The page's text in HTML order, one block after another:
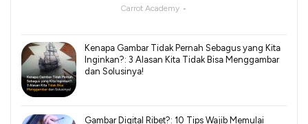
Carrot Academy
Kenapa Gambar Tidak Pernah Sebagus yang Kita
Inginkan?: 3 Alasan Kita Tidak Bisa Menggambar
dan Solusinya!
Gambar Digital Ribet?: 10 Tips Wajib Memulai